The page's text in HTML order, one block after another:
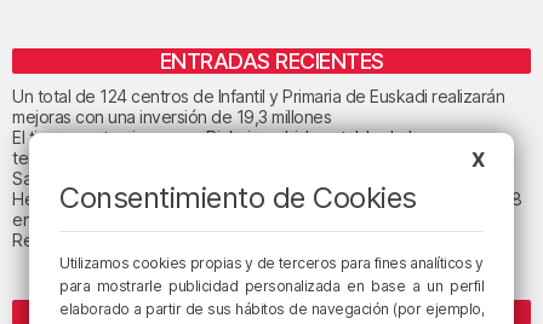
ENTRADAS RECIENTES
Un total de 124 centros de Infantil y Primaria de Euskadi realizarán
mejoras con una inversión de 19,3 millones
El tiempo este viernes en Bizkaia: subida notable de las
temperaturas máximas
San Juan de Gaztelugatxe cerrará el día del eclipse
Heridas dos personas en un accidente entre tres vehículos en la A8
en Muskiz
Recuperado el cuerpo sin vida de una mujer en la ría de Bilbao
ETIQUETAS
X
Consentimiento de Cookies
Utilizamos cookies propias y de terceros para fines analíticos y
para mostrarle publicidad personalizada en base a un perfil
elaborado a partir de sus hábitos de navegación (por ejemplo,